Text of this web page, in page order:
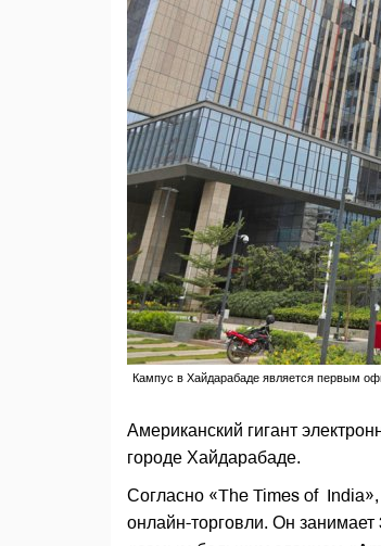
Кампус в Хайдарабаде является первым
Американский гигант
городе Хайдарабаде.
Согласно «The Times of
онлайн-торговли. Он занимает